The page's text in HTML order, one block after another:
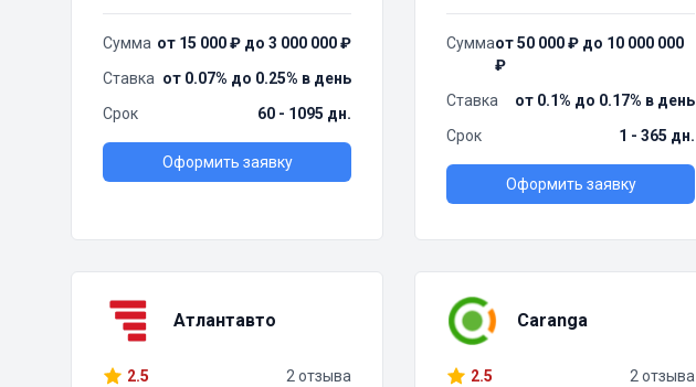
Сумма от 15 000 ₽ до 3 000 000 ₽
Ставка от 0.07% до 0.25% в день
Срок
60 - 1095 дн.
Оформить заявку
Суммаот 50 000 ₽ до 10 000 000
₽
Ставка
от 0.1% до 0.17% в день
Срок
1 - 365 дн.
Оформить заявку
Атлантавто
2.5 2 отзыва
Caranga
2.5 2 отзыва